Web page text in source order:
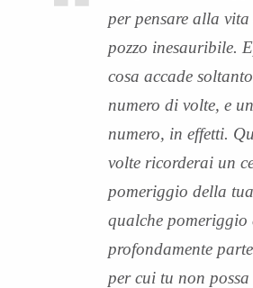
per pensare alla
pozzo inesauribile.
cosa accade
numero di volte, e
numero, in effetti.
volte ricorderai un
pomeriggio della
qualche pomeriggio
profondamente
per cui tu non possa